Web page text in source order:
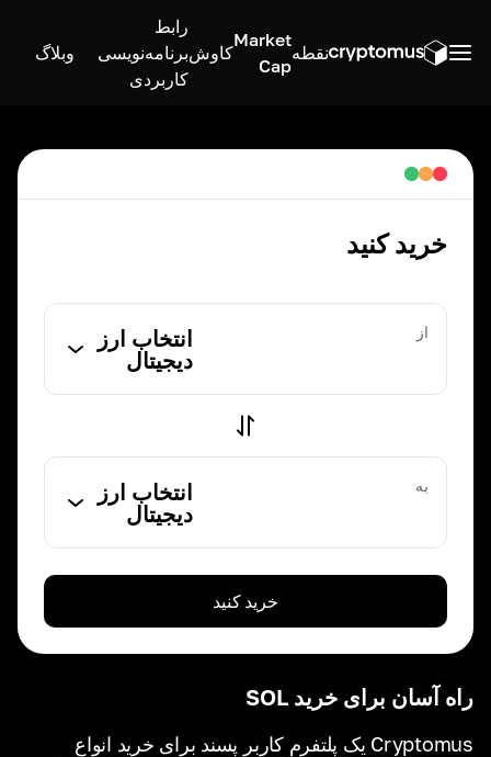
نقطه
Market
Cap
کاوش
رابط
برنامه‌نویسی
کاربردی
وبلاگ
راه آسان برای خرید SOL
Cryptomus یک پلتفرم کاربر پسند برای خرید انواع
خرید کنید
از
انتخاب ارز
دیجیتال
به
انتخاب ارز
دیجیتال
خرید کنید